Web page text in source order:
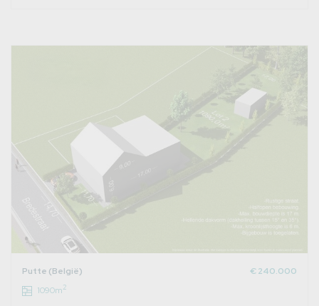
Putte (België)
€ 240.000
1090m2